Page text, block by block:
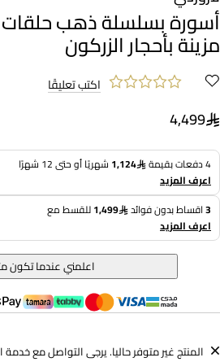
مزينة بأحجار الزركون
اكتب تعليقًا
4,499
4 دفعات بقيمة 1,124 شهريًا أو حتى 12 شهرًا
اعرف المزيد
3اقساط بدون فوائد 1,499للقسط مع
اعرف المزيد
اعلمني عندما تكون
المنتج غير متوفر حاليا. يرجى التواصل مع